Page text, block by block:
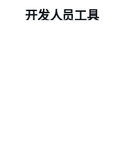
开发人员工具